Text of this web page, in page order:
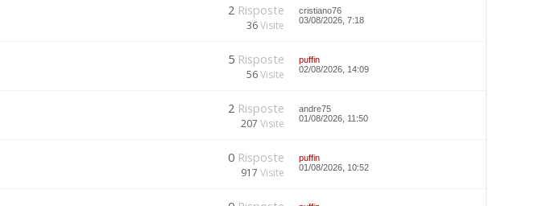
2 Risposte
36Visite
cristiano76
03/08/2026, 7:18
5 Risposte
56Visite
puffin
02/08/2026, 14:09
2 Risposte
207 Visite
andre75
01/08/2026, 11:50
0 Risposte
917 Visite
puffin
01/08/2026, 10:52